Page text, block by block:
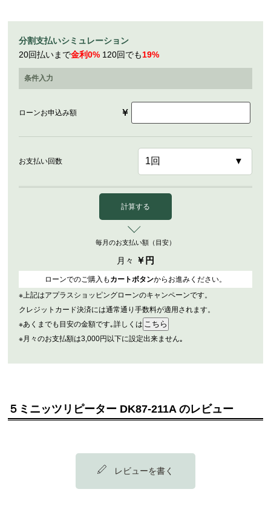
分割支払いシミュレーション
20回払いまで金利0% 120回でも19%
条件入力
ローンお申込み額 ￥
お支払い回数
計算する
毎月のお支払い額（目安）
月々 ￥ 円
ローンでのご購入も カートボタンからお進みください。
※上記はアプラスショッピングローンのキャンペーンです。
クレジットカード決済には通常通り手数料が適用されます。
※あくまでも目安の金額です｡詳しくは
※月々のお支払額は3,000円以下に設定出来ません｡
５ミニッツリピーター DK87-211A のレビュー
レビューを書く